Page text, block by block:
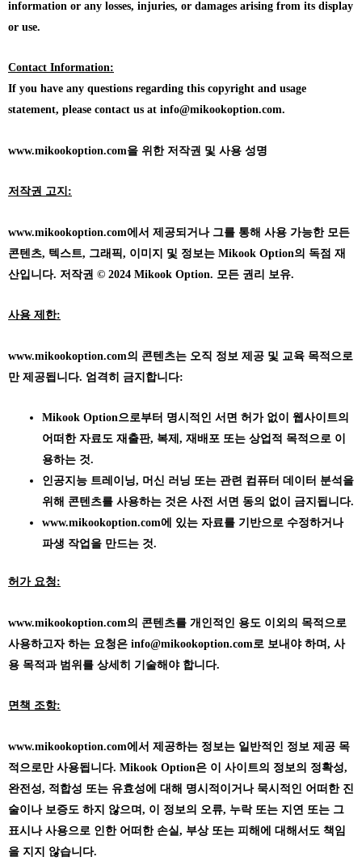
information or any losses, injuries, or damages arising from its display
or use.
Contact Information:
If you have any questions regarding this copyright and usage
statement, please contact us at info@mikookoption.com.
www.mikookoption.com을 위한 저작권 및 사용 성명
저작권 고지:
www.mikookoption.com에서 제공되거나 그를 통해 사용 가능한 모든
콘텐츠, 텍스트, 그래픽, 이미지 및 정보는 Mikook Option의 독점 재
산입니다. 저작권 © 2024 Mikook Option. 모든 권리 보유.
사용 제한:
www.mikookoption.com의 콘텐츠는 오직 정보 제공 및 교육 목적으로
만 제공됩니다. 엄격히 금지합니다:
Mikook Option으로부터 명시적인 서면 허가 없이 웹사이트의
어떠한 자료도 재출판, 복제, 재배포 또는 상업적 목적으로 이
용하는 것.
인공지능 트레이닝, 머신 러닝 또는 관련 컴퓨터 데이터 분석을
위해 콘텐츠를 사용하는 것은 사전 서면 동의 없이 금지됩니다.
www.mikookoption.com에
있는 자료를 기반으로 수정하거나
파생 작업을 만드는 것.
허가 요청:
www.mikookoption.com의 콘텐츠를 개인적인 용도 이외의 목적으로
사용하고자 하는 요청은 info@mikookoption.com로 보내야 하며, 사
용 목적과 범위를 상세히 기술해야 합니다.
면책 조항:
www.mikookoption.com에서 제공하는 정보는 일반적인 정보 제공 목
적으로만 사용됩니다. Mikook Option은 이 사이트의 정보의 정확성,
완전성, 적합성 또는 유효성에 대해 명시적이거나 묵시적인 어떠한 진
술이나 보증도 하지 않으며, 이 정보의 오류, 누락 또는 지연 또는 그
표시나 사용으로 인한 어떠한 손실, 부상 또는 피해에 대해서도 책임
을 지지 않습니다.